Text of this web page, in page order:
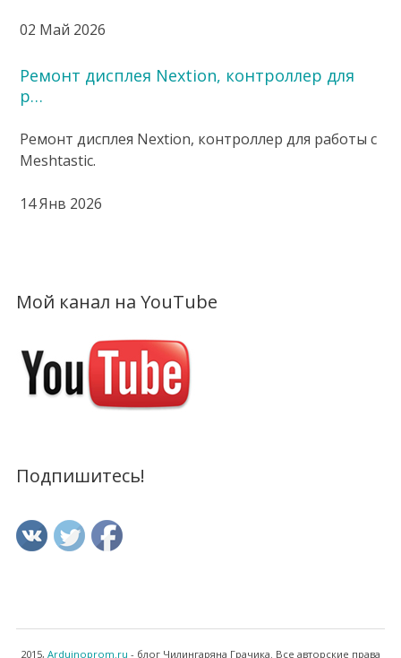
02 Май 2026
Ремонт дисплея Nextion, контроллер для
р…
Ремонт дисплея Nextion, контроллер для работы с
Meshtastic.
14 Янв 2026
Мой канал на YouTube
Подпишитесь!
2015, Arduinoprom.ru - блог Чилингаряна Грачика. Все авторские права